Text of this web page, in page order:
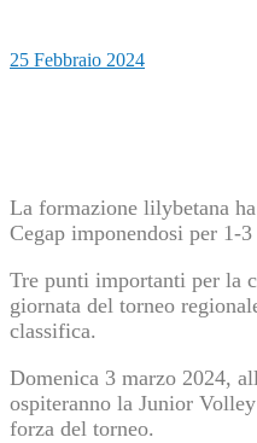
25 Febbraio 2024
La formazione lilybetana
Cegap imponendosi per 1-
Tre punti importanti per la
giornata del torneo
classifica.
Domenica 3 marzo 2024,
ospiteranno la Junior
forza del torneo.